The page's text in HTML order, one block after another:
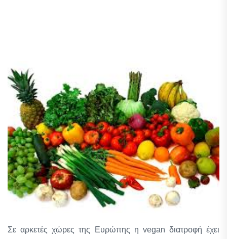
Σε αρκετές χώρες της Ευρώπης η vegan διατροφή έχει